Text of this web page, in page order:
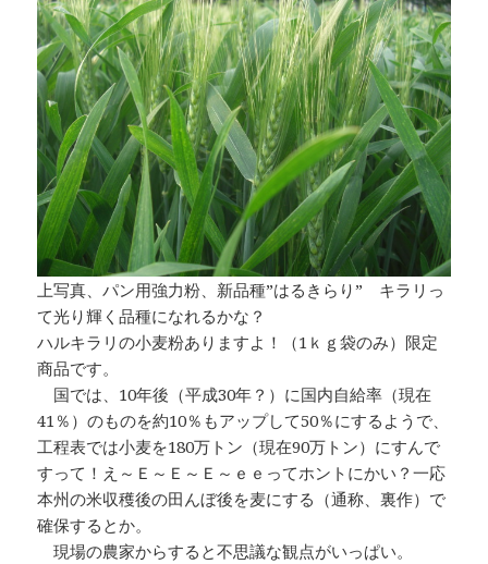
上写真、パン用強力粉、新品種”はるきらり” キラリっ
て光り輝く品種になれるかな？
ハルキラリの小麦粉ありますよ！（1ｋｇ袋のみ）限定
商品です。
国では、10年後（平成30年？）に国内自給率（現在
41％）のものを約10％もアップして50％にするようで、
工程表では小麦を180万トン（現在90万トン）にすんで
すって！え～Ｅ～Ｅ～Ｅ～ｅｅってホントにかい？一応
本州の米収穫後の田んぼ後を麦にする（通称、裏作）で
確保するとか。
現場の農家からすると不思議な観点がいっぱい。